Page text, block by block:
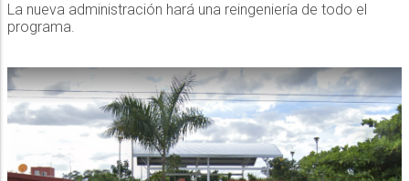
La nueva administración hará una reingeniería de todo el
programa.